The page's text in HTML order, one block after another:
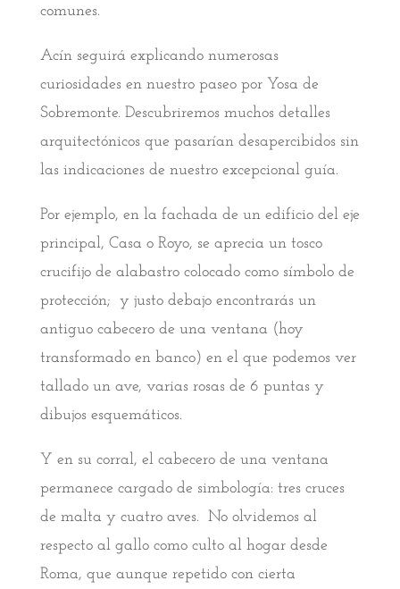
comunes.
Acín seguirá explicando numerosas
curiosidades en nuestro paseo por Yosa de
Sobremonte. Descubriremos muchos detalles
arquitectónicos que pasarían desapercibidos sin
las indicaciones de nuestro excepcional guía.
Por ejemplo, en la fachada de un edificio del eje
principal, Casa o Royo, se aprecia un tosco
crucifijo de alabastro colocado como símbolo de
protección; y justo debajo encontrarás un
antiguo cabecero de una ventana (hoy
transformado en banco) en el que podemos ver
tallado un ave, varias rosas de 6 puntas y
dibujos esquemáticos.
Y en su corral, el cabecero de una ventana
permanece cargado de simbología: tres cruces
de malta y cuatro aves. No olvidemos al
respecto al gallo como culto al hogar desde
Roma, que aunque repetido con cierta